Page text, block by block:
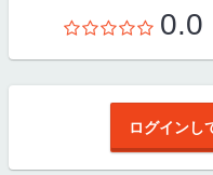
0.0
ログインし